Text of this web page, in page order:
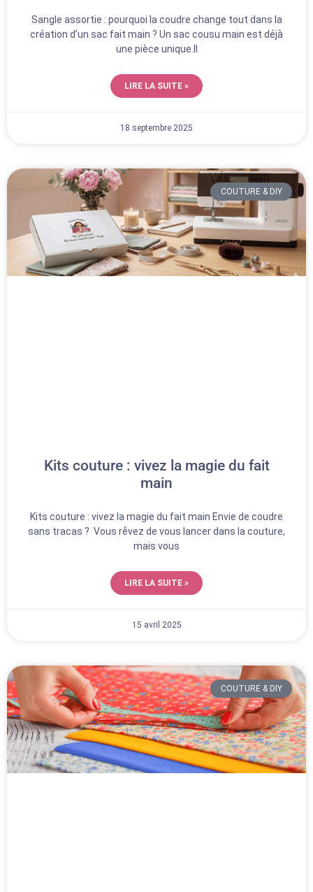
Sangle assortie : pourquoi la coudre change tout dans la
création d’un sac fait main ? Un sac cousu main est déjà
une pièce unique.Il
LIRE LA SUITE »
18 septembre 2025
COUTURE & DIY
Kits couture : vivez la magie du fait
main
Kits couture : vivez la magie du fait main Envie de coudre
sans tracas ? Vous rêvez de vous lancer dans la couture,
mais vous
LIRE LA SUITE »
15 avril 2025
COUTURE & DIY